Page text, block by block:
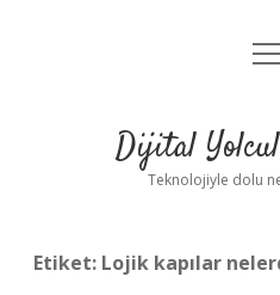
Yasal
Dijital
Teknolojiyle dolu
Etiket: Lojik kapılar